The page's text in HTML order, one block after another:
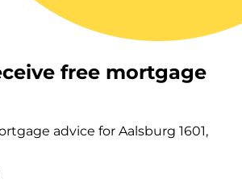
free mortgage
advice for Aalsburg 1601,